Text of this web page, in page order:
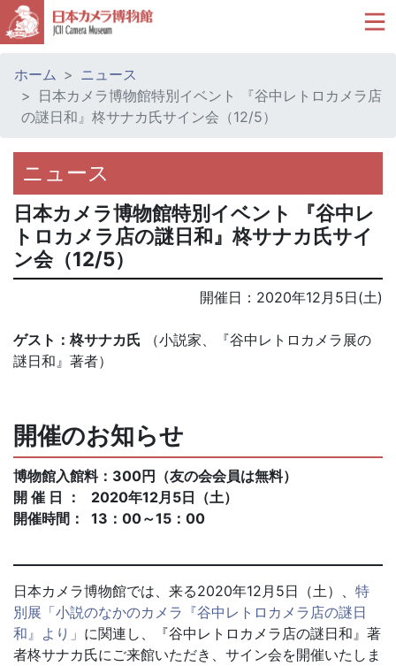
ホーム
ニュース
日本カメラ博物館特別イベント 『谷中レトロカメラ店
の謎日和』柊サナカ氏サイン会（12/5）
ニュース
日本カメラ博物館特別イベント 『谷中レ
トロカメラ店の謎日和』柊サナカ氏サイ
ン会（12/5）
開催日： 2020年12月5日(土)
ゲスト：柊サナカ氏 （小説家、『谷中レトロカメラ展の
謎日和』著者）
開催のお知らせ
博物館入館料：300円（友の会会員は無料）
開 催 日 ： 2020年12月5日（土）
開催時間： 13：00～15：00
日本カメラ博物館では、来る2020年12月5日（土）、 特
別展「小説のなかのカメラ『谷中レトロカメラ店の謎日
和』より」 に関連し、『谷中レトロカメラ店の謎日和』著
者柊サナカ氏にご来館いただき、サイン会を開催いたしま